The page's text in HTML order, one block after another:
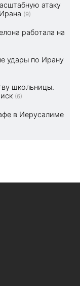
атаку
(9)
работала на
удары по Ирану
школьницы.
(6)
в Иерусалиме